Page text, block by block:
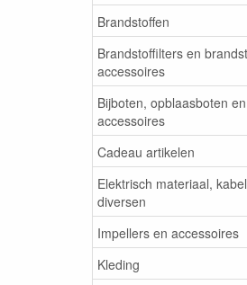
Brandstoffen
Brandstoffilters en
accessoires
Bijboten, opblaasboten en
accessoires
Cadeau artikelen
Elektrisch materiaal,
diversen
Impellers en accessoires
Kleding